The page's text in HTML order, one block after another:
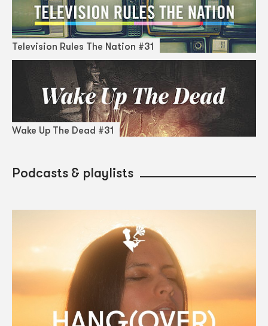
Television Rules The Nation #31
Wake Up The Dead #31
Podcasts & playlists